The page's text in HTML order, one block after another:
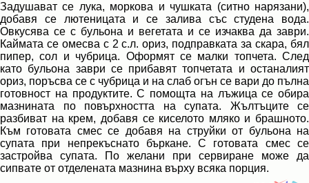
Задушават се лука, моркова и чушката (ситно нарязани),
добавя се лютеницата и се залива със студена вода.
Овкусява се с бульона и вегетата и се изчаква да заври.
Каймата се омесва с 2 с.л. ориз, подправката за скара, бял
пипер, сол и чубрица. Оформят се малки топчета. След
като бульона заври се прибавят топчетата и останалият
ориз, поръсва се с чубрица и на слаб огън се вари до пълна
готовност на продуктите. С помощта на лъжица се обира
мазнината по повърхността на супата. Жълтъците се
разбиват на крем, добавя се киселото мляко и брашното.
Към готовата смес се добавя на струйки от бульона на
супата при непрекъснато бъркане. С готовата смес се
застройва супата. По желани при сервиране може да
сипвате от отделената мазнина върху всяка порция.